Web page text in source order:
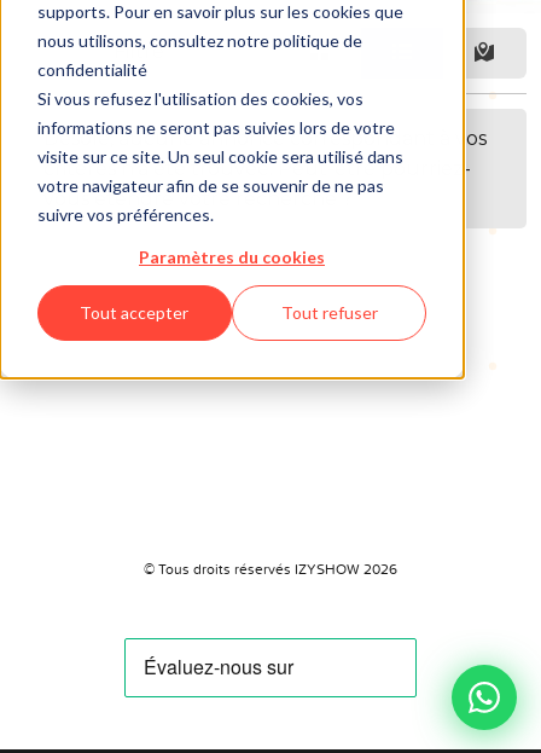
supports. Pour en savoir plus sur les cookies que
nous utilisons, consultez notre politique de
confidentialité
Si vous refusez l'utilisation des cookies, vos
informations ne seront pas suivies lors de votre
visite sur ce site. Un seul cookie sera utilisé dans
votre navigateur afin de se souvenir de ne pas
suivre vos préférences.
Paramètres du cookies
Tout accepter Tout refuser
Filtre
Désolé, aucune annonce correspondant à vos
critères n'a été trouvée. Peut-être pourriez-
vous étendre votre recherche ?
© Tous droits réservés IZYSHOW 2026